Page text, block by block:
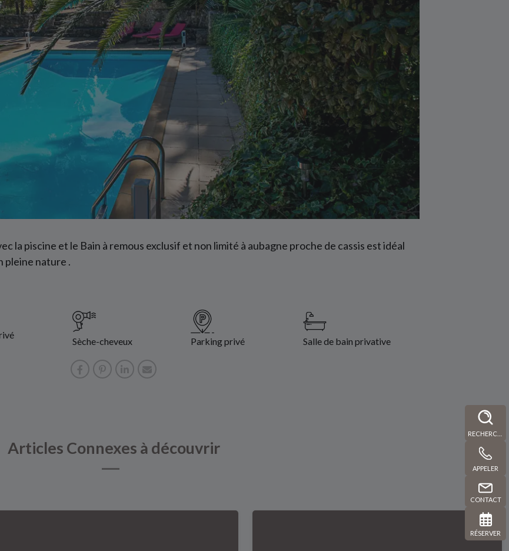
APPELER
CONTACT
RÉSERVER
la piscine et le Bain à remous exclusif et non limité à aubagne proche de cassis est idéal
pleine nature .
Sèche-cheveux Parking privé Salle de bain privative
Articles Connexes à découvrir